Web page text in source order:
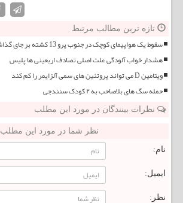
تازه ترین مطالب مرتبط
سقوط یک هواپیمای کوچک در جنوب پرو 13 کشته بر جای گذاشت
هشدار خواب آلودگی علت اصلی تصادف اربعینی ها پلیس
ویتامین D می تواند پروتئین های سمی آلزایمر را کم کند
حمله سگ های بلاصاحب به ۲ کودک سنندجی
نظرات بینندگان در مورد این مطلب
نظر شما در مورد این مطلب
نام:
ایمیل:
نظر: